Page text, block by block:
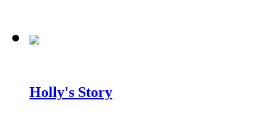
Holly's Story